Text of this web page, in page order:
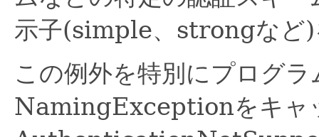
示子(simple、strongなど)
この例外を特別にプログ
NamingExceptionをキャ